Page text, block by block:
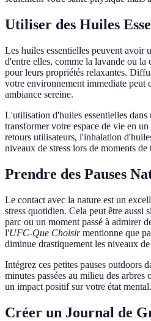
Utiliser des Huiles
Les huiles essentielles peuvent avoir
d'entre elles, comme la lavande ou la
pour leurs propriétés relaxantes.
votre environnement immediate peut
ambiance sereine.
L'utilisation d'huiles essentielles
transformer votre espace de vie en
retours utilisateurs, l'inhalation
niveaux de stress lors de moments de
Prendre des Pauses
Le contact avec la nature est un
stress quotidien. Cela peut être aussi
parc ou un moment passé à admirer
l'UFC-Que Choisirmentionne que
diminue drastiquement les niveaux de
Intégrez ces petites pauses outdoors
minutes passées au milieu des
un impact positif sur votre état mental.
Créer un Journal de